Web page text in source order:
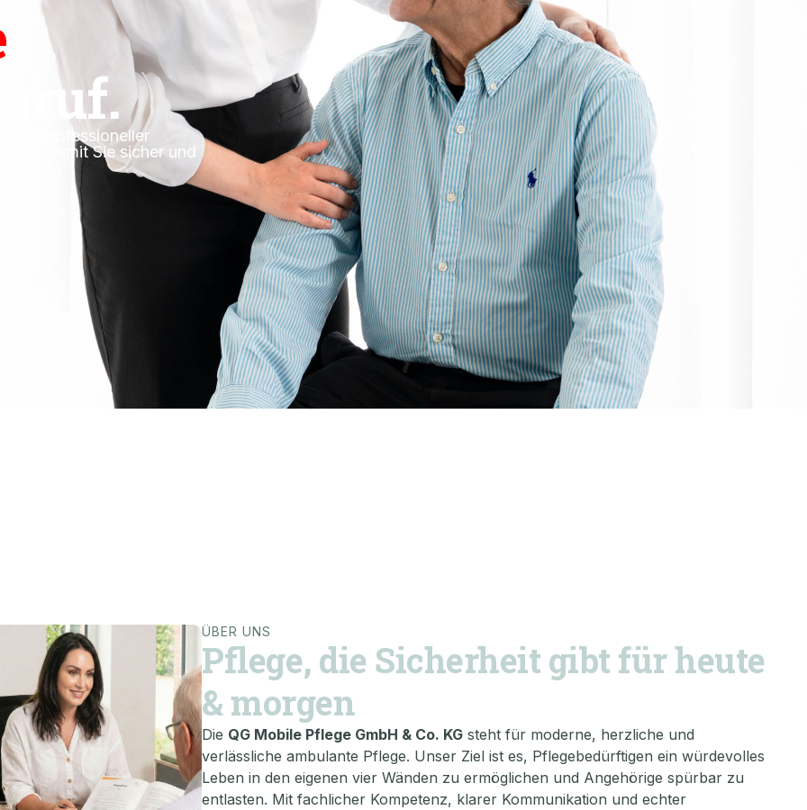
mit professioneller
Damit Sie sicher und
ÜBER UNS
Pflege, die Sicherheit gibt für heute
& morgen
Die QG Mobile Pflege GmbH & Co. KG steht für moderne, herzliche und
verlässliche ambulante Pflege. Unser Ziel ist es, Pflegebedürftigen ein würdevolles
Leben in den eigenen vier Wänden zu ermöglichen und Angehörige spürbar zu
entlasten. Mit fachlicher Kompetenz, klarer Kommunikation und echter